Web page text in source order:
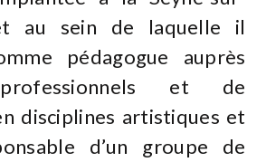
au sein de laquelle il
pédagogue auprès
et de
disciplines artistiques et
d’un groupe de